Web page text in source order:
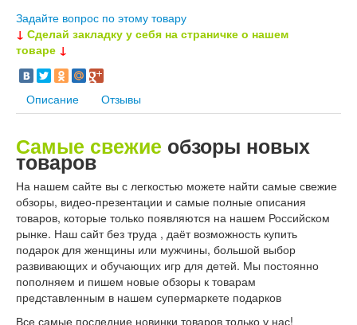
Задайте вопрос по этому товару
↓ Сделай закладку у себя на страничке о нашем
товаре ↓
Описание Отзывы
Самые свежие обзоры новых
товаров
На нашем сайте вы с легкостью можете найти самые свежие
обзоры, видео-презентации и самые полные описания
товаров, которые только появляются на нашем Российском
рынке. Наш сайт без труда , даёт возможность купить
подарок для женщины или мужчины, большой выбор
развивающих и обучающих игр для детей. Мы постоянно
пополняем и пишем новые обзоры к товарам
представленным в нашем супермаркете подарков
Все самые последние новинки товаров только у нас!